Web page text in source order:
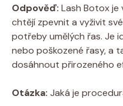
Odpověď: Lash Botox
chtějí zpevnit a vyživit
potřeby umělých řas. Je
nebo poškozené řasy, a
dosáhnout přirozeného
Otázka: Jaká je